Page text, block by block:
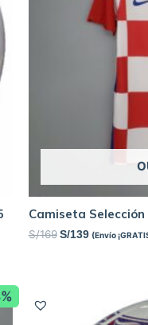
Camiseta
S/169 S/139 (Envío